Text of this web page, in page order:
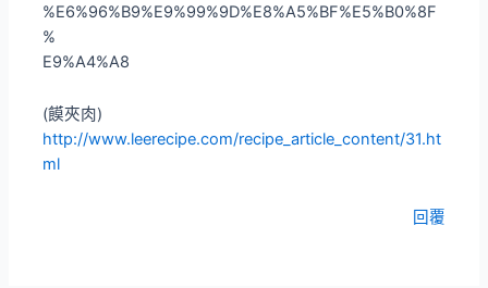
%E6%96%B9%E9%99%9D%E8%A5%BF%E5%B0%8F
%
E9%A4%A8
(饃夾肉)
http://www.leerecipe.com/recipe_article_content/31.ht
ml
回覆